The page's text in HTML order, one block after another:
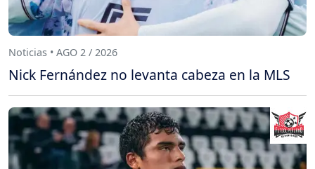
Noticias • AGO 2 / 2026
Nick Fernández no levanta cabeza en la MLS